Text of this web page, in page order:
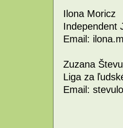
Ilona Moricz
Independent
Email:
Zuzana
Liga za
Email: